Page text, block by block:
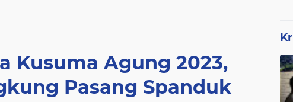
Kusuma Agung 2023,
Pasang Spanduk